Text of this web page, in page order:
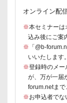
オンライン配
※本セミナーは
込み後にご案
※ 「@b-
いいたします。
※登録時のメー
が、万が一届
forum.netまで
※お申込者で